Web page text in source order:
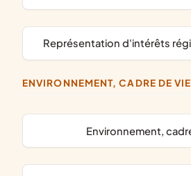
représentation d'intérêts
ENVIRONNEMENT, CADRE DE VIE
Environnement,